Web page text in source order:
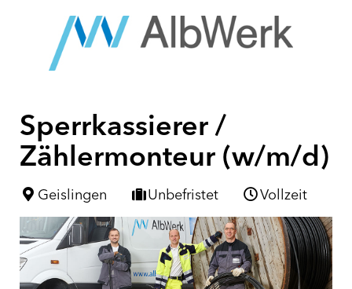
Sperrkassierer /
Zählermonteur (w/m/d)
Geislingen Unbefristet Vollzeit